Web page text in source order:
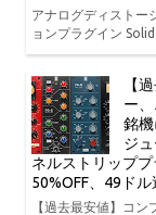
アナログディストー
ョンプラグイン
【
ー
銘
ジ
ネルストリップ
50%OFF、49ドル
【過去最安値】コ